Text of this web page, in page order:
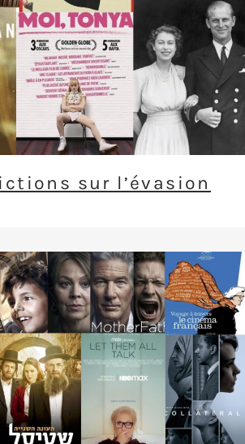
sur l’évasion